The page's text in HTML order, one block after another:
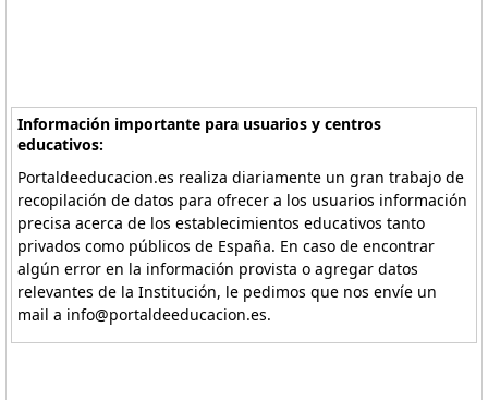
Información importante para usuarios y centros
educativos:
Portaldeeducacion.es realiza diariamente un gran trabajo de
recopilación de datos para ofrecer a los usuarios información
precisa acerca de los establecimientos educativos tanto
privados como públicos de España. En caso de encontrar
algún error en la información provista o agregar datos
relevantes de la Institución, le pedimos que nos envíe un
mail a info@portaldeeducacion.es.